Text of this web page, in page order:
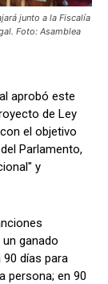
junto a la Fiscalía
Foto: Asamblea
aprobó este
de Ley
el objetivo
Parlamento,
y
ganado
días para
persona; en 90